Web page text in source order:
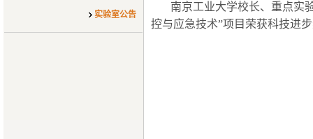
实验室公告
南京工业大学校长、 重点实
控与应急技术”项目荣获科技进